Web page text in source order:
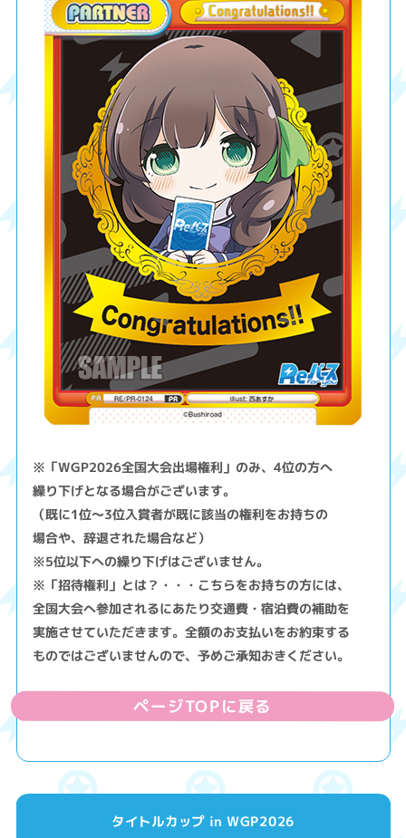
※「WGP2026全国大会出場権利」のみ、4位の方へ
繰り下げとなる場合がございます。
（既に1位～3位入賞者が既に該当の権利をお持ちの
場合や、辞退された場合など）
※5位以下への繰り下げはございません。
※「招待権利」とは？・・・こちらをお持ちの方には、
全国大会へ参加されるにあたり交通費・宿泊費の補助を
実施させていただきます。全額のお支払いをお約束する
ものではございませんので、予めご承知おきください。
ページTOPに戻る
タイトルカップ in WGP2026